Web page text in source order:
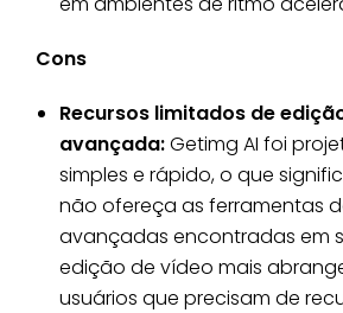
Cons
Recursos limitados de
avançada:Getimg AI foi
simples e rápido, o que
não ofereça as ferramentas
avançadas encontradas em
edição de vídeo mais
usuários que precisam de